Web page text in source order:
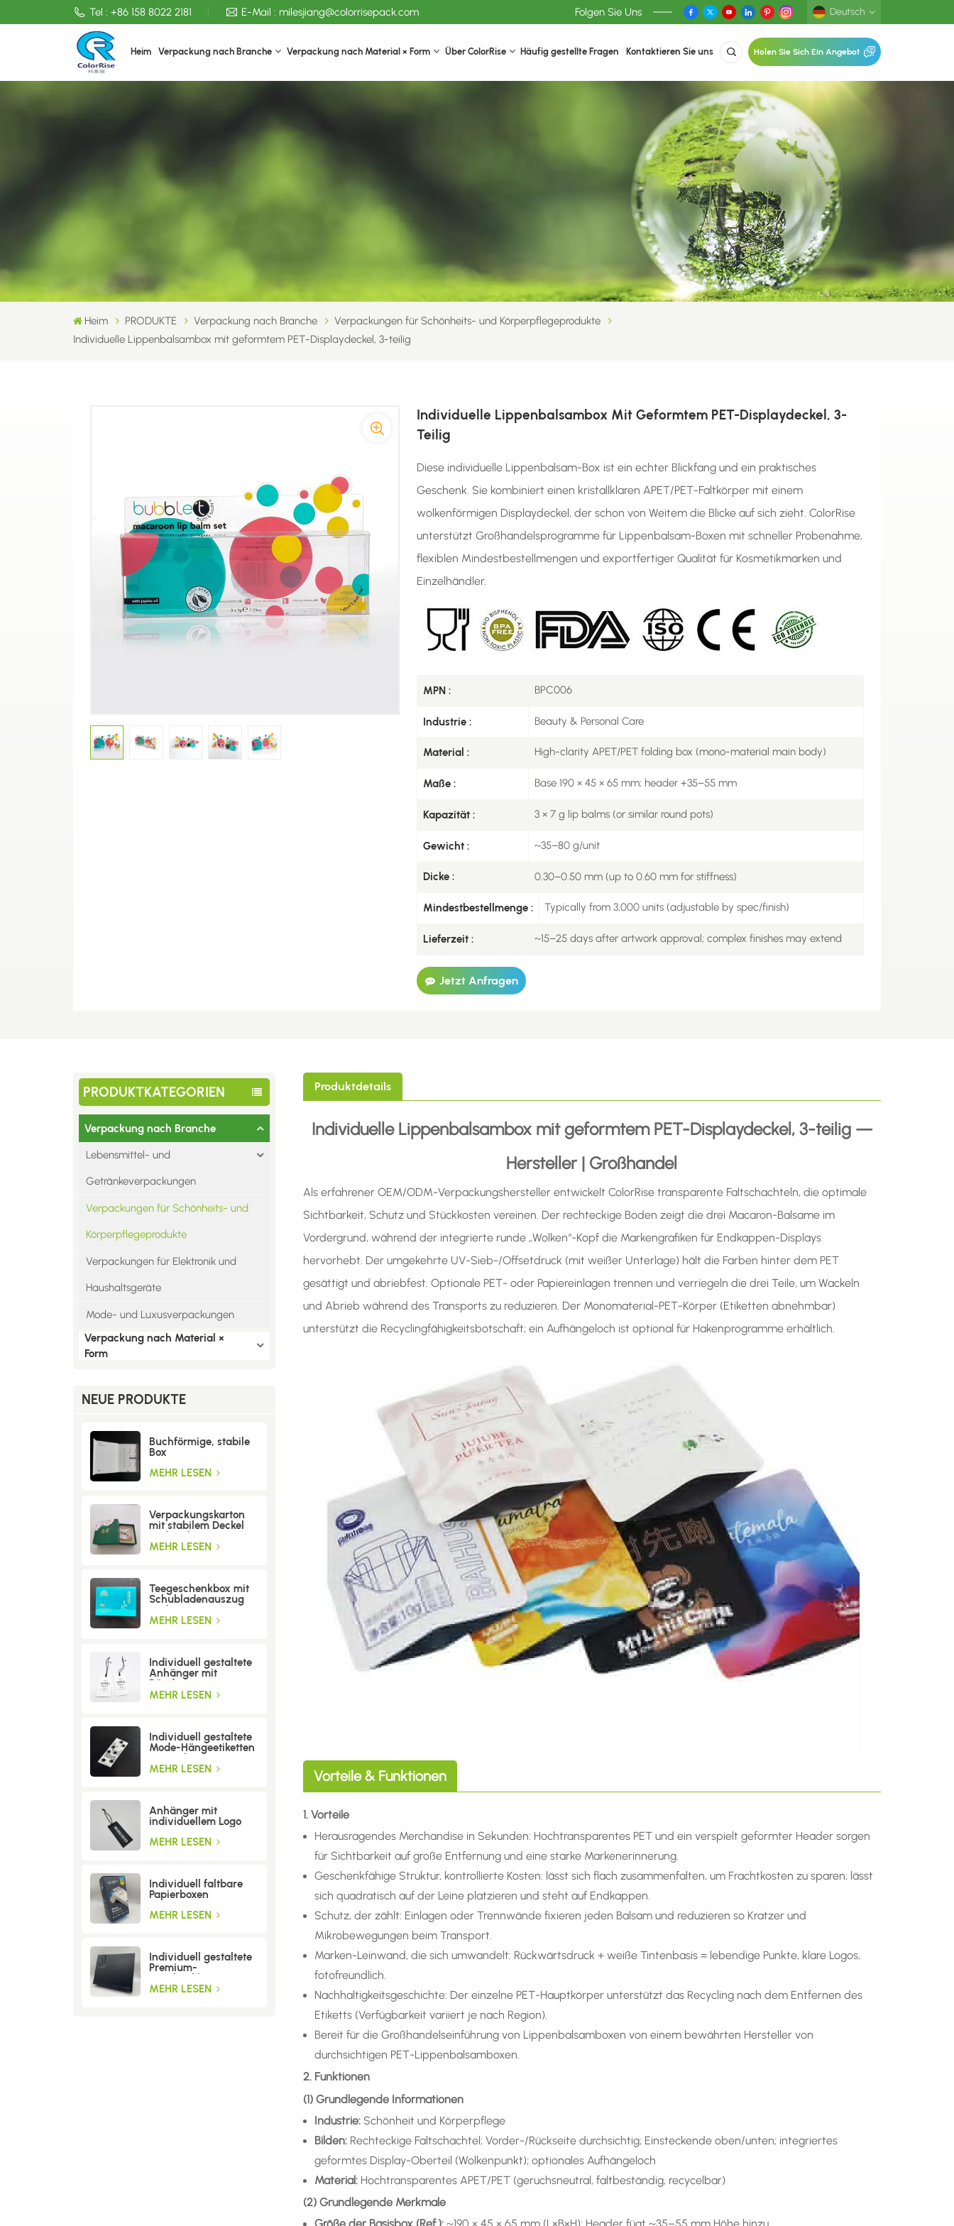
Tel : +86 158 8022 2181 E-Mail : milesjiang@colorrisepack.com Folgen Sie Uns Deutsch
Deutsch
Heim Verpackung nach Branche Verpackung nach Material × Form Über ColorRise Häufig gestellte Fragen Kontaktieren Sie uns Holen Sie Sich Ein Angebot
Heim PRODUKTE Verpackung nach Branche
Verpackungen für Schönheits- und Körperpflegeprodukte
Individuelle Lippenbalsambox mit geformtem PET-Displaydeckel, 3-teilig
Individuelle Lippenbalsambox Mit Geformtem PET-Displaydeckel, 3-
Teilig
Diese individuelle Lippenbalsam-Box ist ein echter Blickfang und ein praktisches
Geschenk. Sie kombiniert einen kristallklaren APET/PET-Faltkörper mit einem
wolkenförmigen Displaydeckel, der schon von Weitem die Blicke auf sich zieht. ColorRise
unterstützt Großhandelsprogramme für Lippenbalsam-Boxen mit schneller Probenahme,
flexiblen Mindestbestellmengen und exportfertiger Qualität für Kosmetikmarken und
Einzelhändler.
MPN : BPC006
Industrie : Beauty & Personal Care
Material : High-clarity APET/PET folding box (mono-material main body)
Maße : Base 190 × 45 × 65 mm; header +35–55 mm
Kapazität : 3 × 7 g lip balms (or similar round pots)
Gewicht : ~35–80 g/unit
Dicke : 0.30–0.50 mm (up to 0.60 mm for stiffness)
Mindestbestellmenge : Typically from 3,000 units (adjustable by spec/finish)
Lieferzeit : ~15–25 days after artwork approval; complex finishes may extend
Jetzt Anfragen
PRODUKTKATEGORIEN
Verpackung nach Branche
Lebensmittel- und
Getränkeverpackungen
Verpackungen für Schönheits- und
Körperpflegeprodukte
Verpackungen für Elektronik und
Haushaltsgeräte
Mode- und Luxusverpackungen
Verpackung nach Material ×
Form
NEUE PRODUKTE
Buchförmige, stabile
Box
MEHR LESEN
Verpackungskarton
mit stabilem Deckel
und Boden
MEHR LESEN
Teegeschenkbox mit
Schubladenauszug
und Trenneinsatz
MEHR LESEN
Individuell gestaltete
Anhänger mit
Bändern
MEHR LESEN
Individuell gestaltete
Mode-Hängeetiketten
mit Löchern
MEHR LESEN
Anhänger mit
individuellem Logo
MEHR LESEN
Individuell faltbare
Papierboxen
MEHR LESEN
Individuell gestaltete
Premium-
Geschenkboxen aus
Wellpappe
MEHR LESEN
Produktdetails
Individuelle Lippenbalsambox mit geformtem PET-Displaydeckel, 3-teilig —
Hersteller | Großhandel
Als erfahrener OEM/ODM-Verpackungshersteller entwickelt ColorRise transparente Faltschachteln, die optimale
Sichtbarkeit, Schutz und Stückkosten vereinen. Der rechteckige Boden zeigt die drei Macaron-Balsame im
Vordergrund, während der integrierte runde „Wolken“-Kopf die Markengrafiken für Endkappen-Displays
hervorhebt. Der umgekehrte UV-Sieb-/Offsetdruck (mit weißer Unterlage) hält die Farben hinter dem PET
gesättigt und abriebfest. Optionale PET- oder Papiereinlagen trennen und verriegeln die drei Teile, um Wackeln
und Abrieb während des Transports zu reduzieren. Der Monomaterial-PET-Körper (Etiketten abnehmbar)
unterstützt die Recyclingfähigkeitsbotschaft; ein Aufhängeloch ist optional für Hakenprogramme erhältlich.
Vorteile & Funktionen
1. Vorteile
Herausragendes Merchandise in Sekunden: Hochtransparentes PET und ein verspielt geformter Header sorgen
für Sichtbarkeit auf große Entfernung und eine starke Markenerinnerung.
Geschenkfähige Struktur, kontrollierte Kosten: lässt sich flach zusammenfalten, um Frachtkosten zu sparen; lässt
sich quadratisch auf der Leine platzieren und steht auf Endkappen.
Schutz, der zählt: Einlagen oder Trennwände fixieren jeden Balsam und reduzieren so Kratzer und
Mikrobewegungen beim Transport.
Marken-Leinwand, die sich umwandelt: Rückwärtsdruck + weiße Tintenbasis = lebendige Punkte, klare Logos,
fotofreundlich.
Nachhaltigkeitsgeschichte: Der einzelne PET-Hauptkörper unterstützt das Recycling nach dem Entfernen des
Etiketts (Verfügbarkeit variiert je nach Region).
Bereit für die Großhandelseinführung von Lippenbalsamboxen von einem bewährten Hersteller von
durchsichtigen PET-Lippenbalsamboxen.
2. Funktionen
(1) Grundlegende Informationen
Industrie: Schönheit und Körperpflege
Bilden: Rechteckige Faltschachtel; Vorder-/Rückseite durchsichtig; Einsteckende oben/unten; integriertes
geformtes Display-Oberteil (Wolkenpunkt); optionales Aufhängeloch
Material: Hochtransparentes APET/PET (geruchsneutral, faltbeständig, recycelbar)
(2) Grundlegende Merkmale